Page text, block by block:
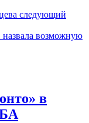
следующий
возможную
в